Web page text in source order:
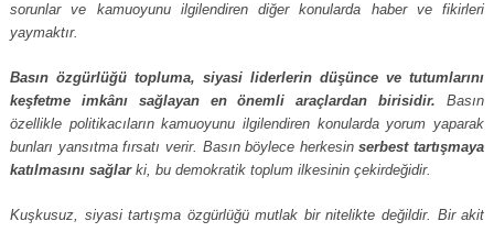
sorunlar ve kamuoyunu ilgilendiren diğer konularda haber ve fikirleri
yaymaktır.
Basın özgürlüğü topluma, siyasi liderlerin düşünce ve tutumlarını
keşfetme imkânı sağlayan en önemli araçlardan birisidir.Basın
özellikle politikacıların kamuoyunu ilgilendiren konularda yorum yaparak
bunları yansıtma fırsatı verir. Basın böylece herkesinserbest tartışmaya
katılmasını sağlar ki, bu demokratik toplum ilkesinin çekirdeğidir.
Kuşkusuz, siyasi tartışma özgürlüğü mutlak bir nitelikte değildir. Bir akit